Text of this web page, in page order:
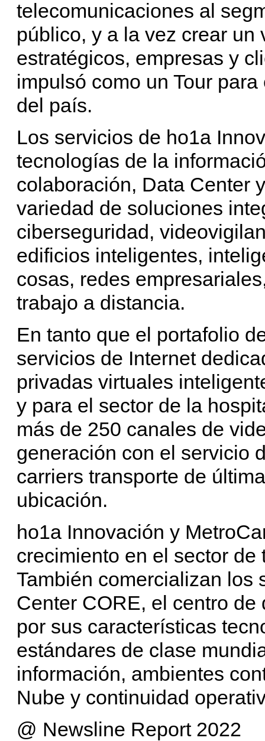
telecomunicaciones al
público, y a la vez crear un
estratégicos, empresas y
impulsó como un Tour
del país.
Los servicios de ho1a
tecnologías de la
colaboración, Data Center
variedad de soluciones
ciberseguridad,
edificios inteligentes,
cosas, redes
trabajo a distancia.
En tanto que el portafolio
servicios de Internet
privadas virtuales
y para el sector de la
más de 250 canales de
generación con el servicio
carriers transporte de
ubicación.
ho1a Innovación y
crecimiento en el sector
También comercializan los
Center CORE, el centro
por sus características
estándares de clase
información, ambientes
Nube y continuidad
@ Newsline Report 2022